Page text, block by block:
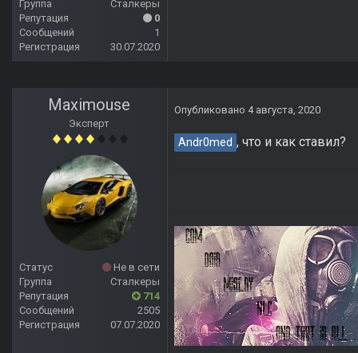
Группа
Сталкеры
Репутация
0
Сообщений
1
Регистрация
30.07.2020
Maximouse
Эксперт
Статус
Не в сети
Группа
Сталкеры
Репутация
714
Сообщений
2505
Регистрация
07.07.2020
Опубликовано 4 августа, 2020
Andr0med , что и как ставил?